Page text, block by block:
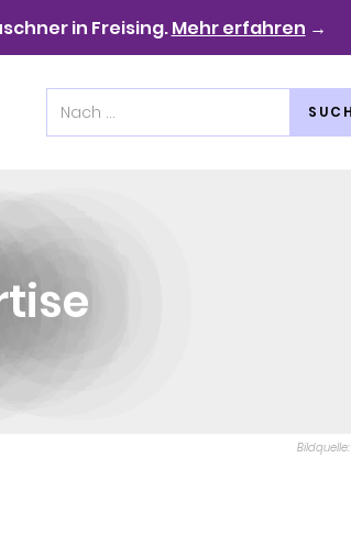
in Freising.Mehr erfahren →
Bildquelle: